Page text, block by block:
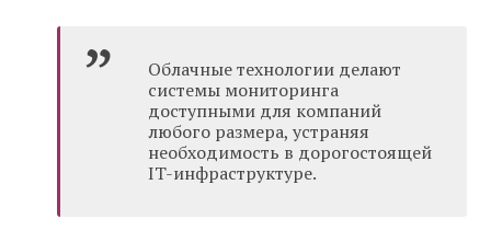
Облачные технологии делают
системы мониторинга
доступными для компаний
любого размера, устраняя
необходимость в дорогостоящей
IT-инфраструктуре.